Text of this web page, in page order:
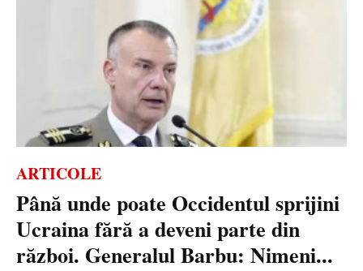
ARTICOLE
Până unde poate Occidentul sprijini
Ucraina fără a deveni parte din
război. Generalul Barbu: Nimeni...